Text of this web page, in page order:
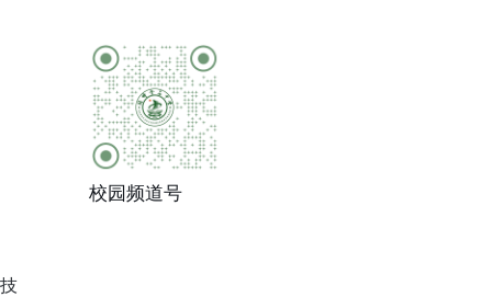
校园频道号
技